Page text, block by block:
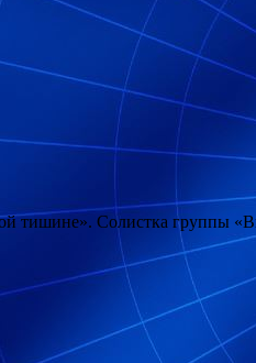
тишине». Солистка группы